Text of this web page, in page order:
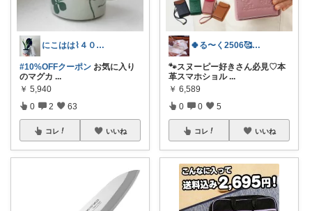
にこはは⌇４０代心地いい暮らし
#10%OFFクーポン お気に入り
のマグカ ...
￥ 5,940
0 2 63
コレ いいね
🍀る〜く2506🥰🍀🌿
🐾スヌーピー好きさん必見♡本
革スマホショル ...
￥ 6,589
0 0 5
コレ いいね